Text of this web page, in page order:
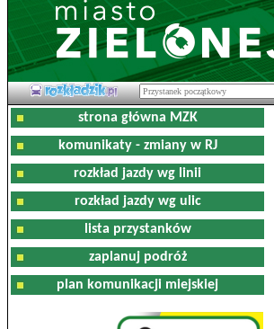
strona główna MZK
komunikaty - zmiany w RJ
rozkład jazdy wg linii
rozkład jazdy wg ulic
lista przystanków
zaplanuj podróż
plan komunikacji miejskiej